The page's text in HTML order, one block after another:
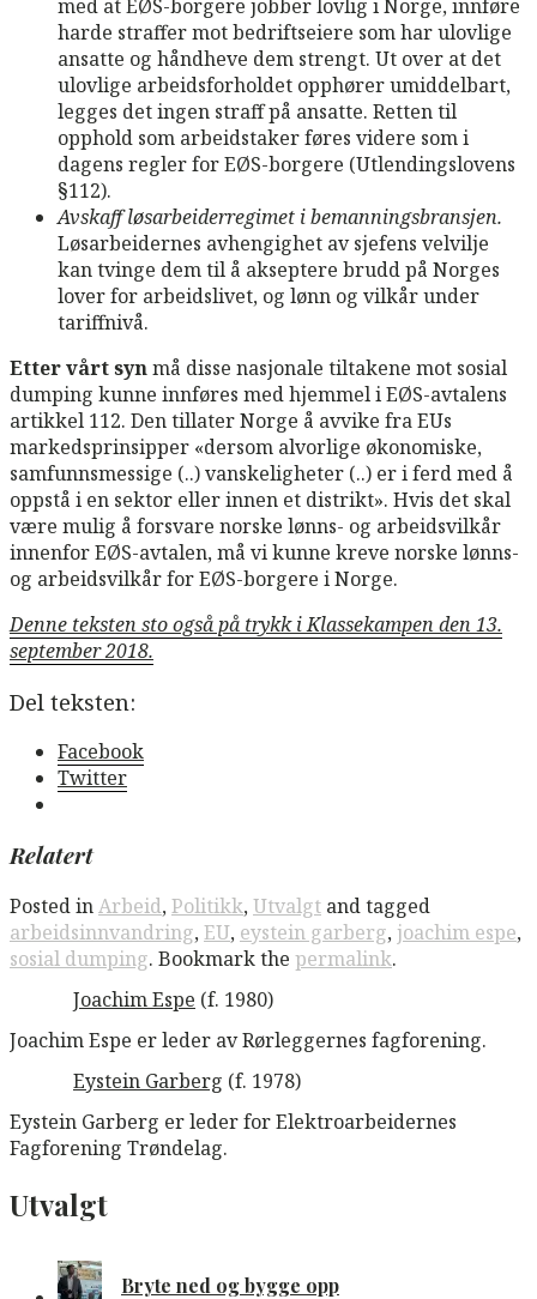
med at EØS-borgere jobber lovlig i Norge, innføre
harde straffer mot bedriftseiere som har ulovlige
ansatte og håndheve dem strengt. Ut over at det
ulovlige arbeidsforholdet opphører umiddelbart,
legges det ingen straff på ansatte. Retten til
opphold som arbeidstaker føres videre som i
dagens regler for EØS-borgere (Utlendingslovens
§112).
Avskaff løsarbeiderregimet i bemanningsbransjen.
Løsarbeidernes avhengighet av sjefens velvilje
kan tvinge dem til å akseptere brudd på Norges
lover for arbeidslivet, og lønn og vilkår under
tariffnivå.
Etter vårt synmå disse nasjonale tiltakene mot sosial
dumping kunne innføres med hjemmel i EØS-avtalens
artikkel 112. Den tillater Norge å avvike fra EUs
markedsprinsipper «dersom alvorlige økonomiske,
samfunnsmessige (..) vanskeligheter (..) er i ferd med å
oppstå i en sektor eller innen et distrikt». Hvis det skal
være mulig å forsvare norske lønns- og arbeidsvilkår
innenfor EØS-avtalen, må vi kunne kreve norske lønns-
og arbeidsvilkår for EØS-borgere i Norge.
Denne teksten sto også på trykk i Klassekampen den 13.
september 2018.
Del teksten:
Facebook
Twitter
Relatert
Posted inArbeid,Politikk,Utvalgt and tagged
arbeidsinnvandring,EU, eystein garberg, joachim espe,
sosial dumping. Bookmark the permalink.
Joachim Espe (f. 1980)
Joachim Espe er leder av Rørleggernes fagforening.
Eystein Garberg (f. 1978)
Eystein Garberg er leder for Elektroarbeidernes
Fagforening Trøndelag.
Utvalgt
Bryte ned og bygge opp